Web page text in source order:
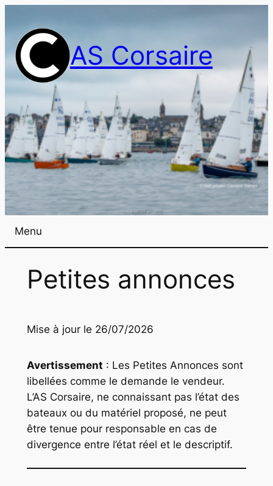
AS Corsaire
Menu
Petites annonces
Mise à jour le 26/07/2026
Avertissement : Les Petites Annonces sont
libellées comme le demande le vendeur.
L’AS Corsaire, ne connaissant pas l’état des
bateaux ou du matériel proposé, ne peut
être tenue pour responsable en cas de
divergence entre l’état réel et le descriptif.